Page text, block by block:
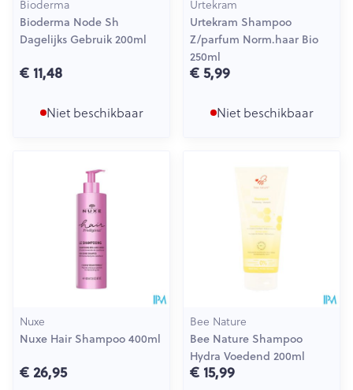
Bioderma
Bioderma Node Sh
Dagelijks Gebruik 200ml
€ 11,48
Niet beschikbaar
Urtekram
Urtekram Shampoo
Z/parfum Norm.haar Bio
250ml
€ 5,99
Niet beschikbaar
Nuxe
Nuxe Hair Shampoo 400ml
€ 26,95
Bee Nature
Bee Nature Shampoo
Hydra Voedend 200ml
€ 15,99